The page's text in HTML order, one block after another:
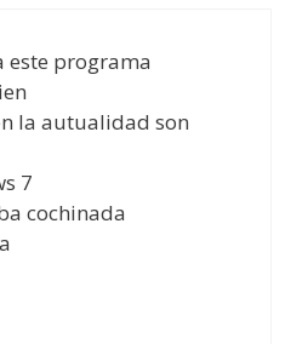
este programa
la autualidad son
7
cochinada